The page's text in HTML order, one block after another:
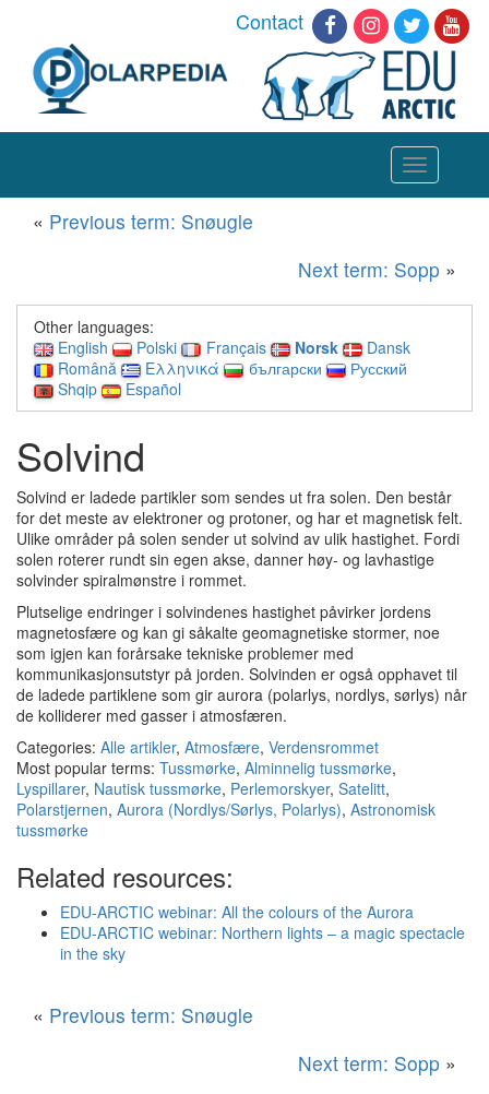
Contact
Toggle
navigation
« Previous term: Snøugle
Next term: Sopp »
Other languages:
English
Polski Français Norsk
Dansk
Română
Ελληνικά български
Русский
Shqip
Español
Solvind
Solvind er ladede partikler som sendes ut fra solen. Den består
for det meste av elektroner og protoner, og har et magnetisk felt.
Ulike områder på solen sender ut solvind av ulik hastighet. Fordi
solen roterer rundt sin egen akse, danner høy- og lavhastige
solvinder spiralmønstre i rommet.
Plutselige endringer i solvindenes hastighet påvirker jordens
magnetosfære og kan gi såkalte geomagnetiske stormer, noe
som igjen kan forårsake tekniske problemer med
kommunikasjonsutstyr på jorden. Solvinden er også opphavet til
de ladede partiklene som gir aurora (polarlys, nordlys, sørlys) når
de kolliderer med gasser i atmosfæren.
Categories: Alle artikler, Atmosfære, Verdensrommet
Most popular terms: Tussmørke, Alminnelig tussmørke,
Lyspillarer, Nautisk tussmørke, Perlemorskyer, Satelitt,
Polarstjernen, Aurora (Nordlys/Sørlys, Polarlys), Astronomisk
tussmørke
Related resources:
EDU-ARCTIC webinar: All the colours of the Aurora
EDU-ARCTIC webinar: Northern lights – a magic spectacle
in the sky
« Previous term: Snøugle
Next term: Sopp »